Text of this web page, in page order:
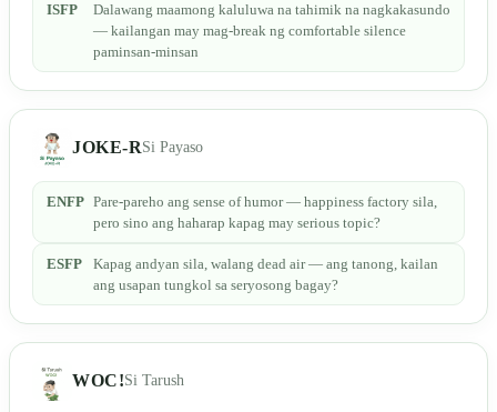
ISFP
Dalawang maamong kaluluwa na tahimik na nagkakasundo
— kailangan may mag-break ng comfortable silence
paminsan-minsan
JOKE-RSi Payaso
ENFP Pare-pareho ang sense of humor — happiness factory sila,
pero sino ang haharap kapag may serious topic?
ESFP
Kapag andyan sila, walang dead air — ang tanong, kailan
ang usapan tungkol sa seryosong bagay?
WOC!Si Tarush